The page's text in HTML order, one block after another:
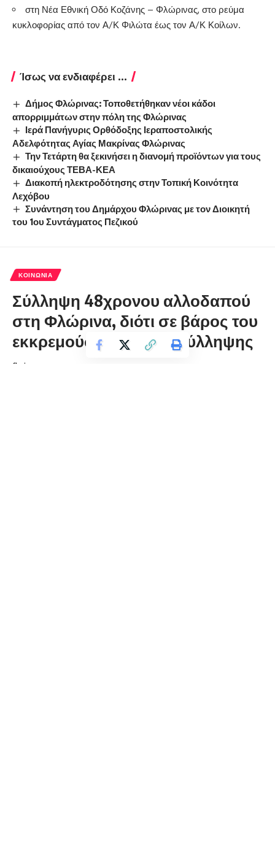
στη Νέα Εθνική Οδό Κοζάνης – Φλώρινας, στο ρεύμα
κυκλοφορίας από τον Α/Κ Φιλώτα έως τον Α/Κ Κοίλων.
Ίσως να ενδιαφέρει ...
Δήμος Φλώρινας: Τοποθετήθηκαν νέοι κάδοι
απορριμμάτων στην πόλη της Φλώρινας
Ιερά Πανήγυρις Ορθόδοξης Ιεραποστολικής
Αδελφότητας Αγίας Μακρίνας Φλώρινας
Την Τετάρτη θα ξεκινήσει η διανομή προϊόντων για τους
δικαιούχους ΤΕΒΑ-ΚΕΑ
Διακοπή ηλεκτροδότησης στην Τοπική Κοινότητα
Λεχόβου
Συνάντηση του Δημάρχου Φλώρινας με τον Διοικητή
του 1ου Συντάγματος Πεζικού
ΚΟΙΝΩΝΊΑ
Σύλληψη 48χρονου αλλοδαπού
στη Φλώρινα, διότι σε βάρος του
εκκρεμούσε Ένταλμα Σύλληψης
florinapress.gr